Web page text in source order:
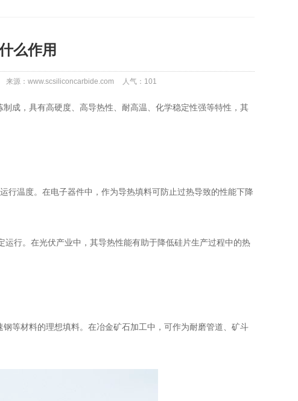
么作用
来源：www.scsiliconcarbide.com 人气： 101
成，具有高硬度、高导热性、耐高温、化学稳定性强等特性，其
温度。在电子器件中，作为导热填料可防止过热导致的性能下降
。在光伏产业中，其导热性能有助于降低硅片生产过程中的热
等材料的理想填料。在冶金矿石加工中，可作为耐磨管道、矿斗